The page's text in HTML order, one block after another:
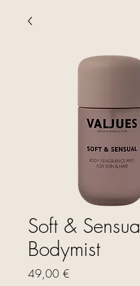
Soft &
Bodymist
49,00 €